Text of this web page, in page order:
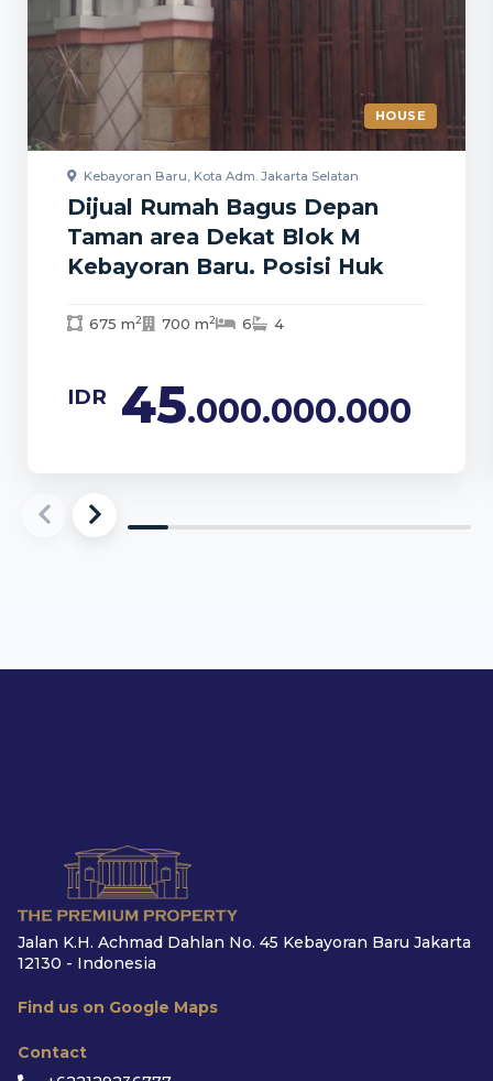
HOUSE
Kebayoran Baru, Kota Adm. Jakarta Selatan
Dijual Rumah Bagus Depan
Taman area Dekat Blok M
Kebayoran Baru. Posisi Huk
675 m2 700 m2 6 4
IDR 45.000.000.000
Jalan K.H. Achmad Dahlan No. 45 Kebayoran Baru Jakarta
12130 - Indonesia
Find us on Google Maps
Contact